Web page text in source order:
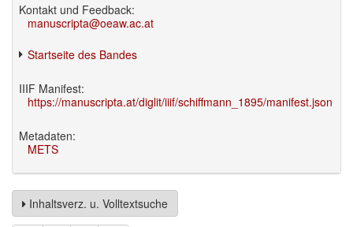
Kontakt und Feedback:
manuscripta@oeaw.ac.at
Startseite des Bandes
IIIF Manifest:
https://manuscripta.at/diglit/iiif/schiffmann_1895/manifest.json
Metadaten:
METS
Inhaltsverz. u. Volltextsuche